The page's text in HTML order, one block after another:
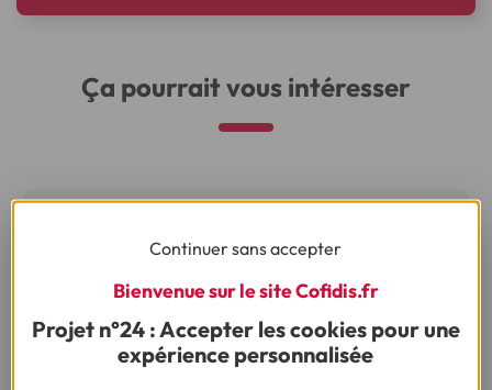
Ça pourrait vous intéresser
Besoin d’autres conseils sur le même thème ?
Continuer sans accepter
Bienvenue sur le site Cofidis.fr
Projet n°24 : Accepter les cookies pour une
expérience personnalisée